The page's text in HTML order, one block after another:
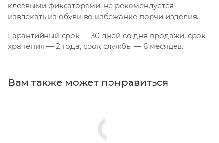
клеевыми фиксаторами, не рекомендуется
извлекать из обуви во избежание порчи изделия.
Гарантийный срок — 30 дней со дня продажи, срок
хранения — 2 года, срок службы — 6 месяцев.
Вам также может понравиться